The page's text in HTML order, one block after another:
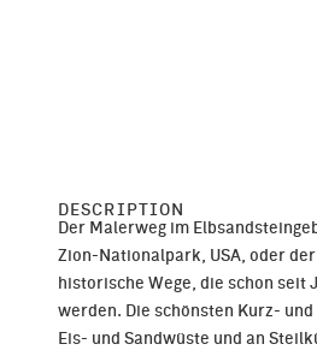
DESCRIPTION
Der Malerweg im
Zion-Nationalpark, USA, oder
historische Wege, die schon seit
werden. Die schönsten Kurz-
Eis- und Sandwüste und an